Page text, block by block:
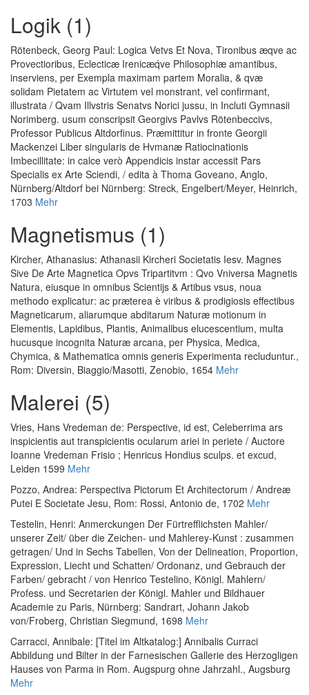
Logik (1)
Rötenbeck, Georg Paul: Logica Vetvs Et Nova, Tironibus æqve ac
Provectioribus, Eclecticæ Irenicæq́ve Philosophiæ amantibus,
inserviens, per Exempla maximam partem Moralia, & qvæ
solidam Pietatem ac Virtutem vel monstrant, vel confirmant,
illustrata / Qvam Illvstris Senatvs Norici jussu, in Incluti Gymnasii
Norimberg. usum conscripsit Georgivs Pavlvs Rötenbeccivs,
Professor Publicus Altdorfinus. Præmittitur in fronte Georgii
Mackenzei Liber singularis de Hvmanæ Ratiocinationis
Imbecillitate: in calce verò Appendicis instar accessit Pars
Specialis ex Arte Sciendi, / edita à Thoma Goveano, Anglo,
Nürnberg/Altdorf bei Nürnberg: Streck, Engelbert/Meyer, Heinrich,
1703 Mehr
Magnetismus (1)
Kircher, Athanasius: Athanasii Kircheri Societatis Iesv. Magnes
Sive De Arte Magnetica Opvs Tripartitvm : Qvo Vniversa Magnetis
Natura, eiusque in omnibus Scientijs & Artibus vsus, noua
methodo explicatur: ac præterea è viribus & prodigiosis effectibus
Magneticarum, aliarumque abditarum Naturæ motionum in
Elementis, Lapidibus, Plantis, Animalibus elucescentium, multa
hucusque incognita Naturæ arcana, per Physica, Medica,
Chymica, & Mathematica omnis generis Experimenta recluduntur.,
Rom: Diversin, Biaggio/Masotti, Zenobio, 1654 Mehr
Malerei (5)
Vries, Hans Vredeman de: Perspective, id est, Celeberrima ars
inspicientis aut transpicientis ocularum ariei in periete / Auctore
Ioanne Vredeman Frisio ; Henricus Hondius sculps. et excud,
Leiden 1599 Mehr
Pozzo, Andrea: Perspectiva Pictorum Et Architectorum / Andreæ
Putei E Societate Jesu, Rom: Rossi, Antonio de, 1702 Mehr
Testelin, Henri: Anmerckungen Der Fürtrefflichsten Mahler/
unserer Zeit/ über die Zeichen- und Mahlerey-Kunst : zusammen
getragen/ Und in Sechs Tabellen, Von der Delineation, Proportion,
Expression, Liecht und Schatten/ Ordonanz, und Gebrauch der
Farben/ gebracht / von Henrico Testelino, Königl. Mahlern/
Profess. und Secretarien der Königl. Mahler und Bildhauer
Academie zu Paris, Nürnberg: Sandrart, Johann Jakob
von/Froberg, Christian Siegmund, 1698 Mehr
Carracci, Annibale: [Titel im Altkatalog:] Annibalis Curraci
Abbildung und Bilter in der Farnesischen Gallerie des Herzogligen
Hauses von Parma in Rom. Augspurg ohne Jahrzahl., Augsburg
Mehr